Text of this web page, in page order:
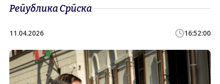
Република Српска
11.04.2026 16:52:00